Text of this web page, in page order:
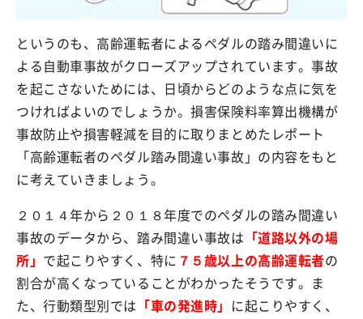
というのも、高齢運転者によるペダルの踏み間違いに
よる自動車事故がクローズアップされています。事故
を起こさないためには、日頃からどのような点に気を
つければよいのでしょうか。損害保険料率算出機構が
事故防止や損害軽減を目的に取りまとめたレポート
「高齢運転者のペダル踏み間違い事故」の内容をもと
に考えていきましょう。
２０１４年から２０１８年度でのペダルの踏み間違い
事故のデータから、踏み間違い事故は 「道路以外の場
所」 で起こりやすく、特に ７５歳以上の高齢運転者の
割合が高くなっていることがわかったそうです。ま
た、行動類型別では
「車の発進時」
に起こりやすく、